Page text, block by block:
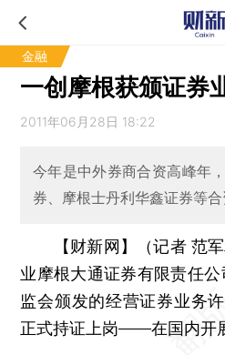
金融
一创摩根获颁证券
2011年06月28日 18:22
今年是中外券商合资高峰年
券、摩根士丹利华鑫证券等
【财新网】（记者 范军
业摩根大通证券有限责任
监会颁发的经营证券业务
正式持证上岗——在国内开